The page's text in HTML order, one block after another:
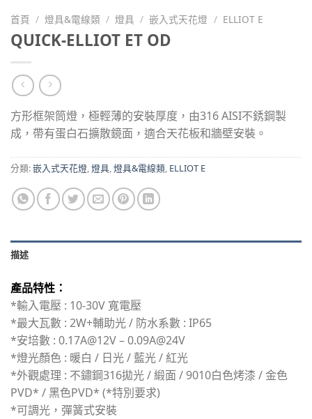
首頁 / 燈具&電線類 / 燈具 / 嵌入式天花燈 / ELLIOT E
QUICK-ELLIOT ET OD
方形框架筒燈，極輕薄的安裝厚度，由316 AISI不銹鋼製
成，帶有蛋白石擴散鏡面，適合天花板和牆壁安裝。
分類:嵌入式天花燈,燈具,燈具&電線類, ELLIOT E
描述
產品特性：
*輸入電壓 : 10-30V 寬電壓
*最大瓦數 : 2W+輔助光 / 防水系數 : IP65
*安培數 : 0.17A@12V – 0.09A@24V
*燈光顏色 : 暖白 / 日光 / 藍光 / 紅光
*外觀處理 : 不鏽鋼316拋光 / 緞面 / 9010白色烤漆 / 金色
PVD* / 黑色PVD* (*特別要求)
*可調光，彈簧式安裝